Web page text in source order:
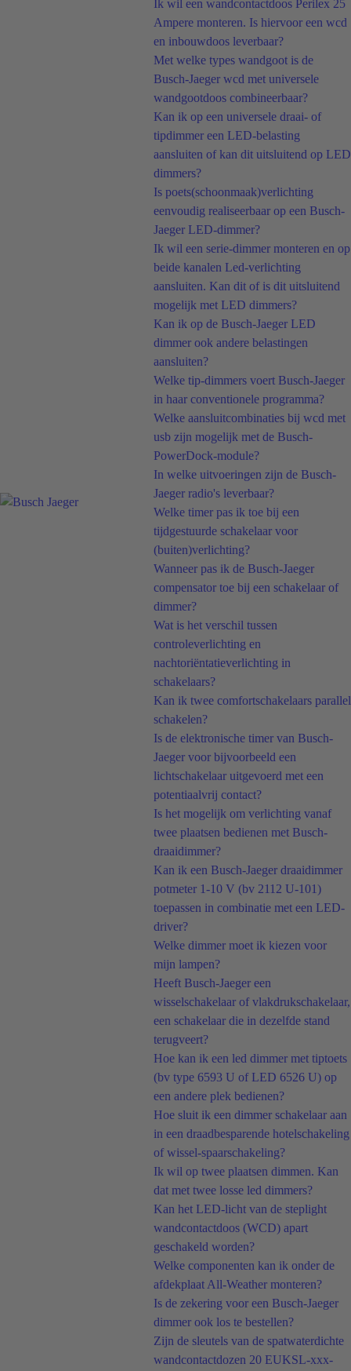
Ik wil een wandcontactdoos Perilex 25
Ampere monteren. Is hiervoor een wcd
en inbouwdoos leverbaar?
Met welke types wandgoot is de
Busch-Jaeger wcd met universele
wandgootdoos combineerbaar?
Kan ik op een universele draai- of
tipdimmer een LED-belasting
aansluiten of kan dit uitsluitend op LED
dimmers?
Is poets(schoonmaak)verlichting
eenvoudig realiseerbaar op een Busch-
Jaeger LED-dimmer?
Ik wil een serie-dimmer monteren en op
beide kanalen Led-verlichting
aansluiten. Kan dit of is dit uitsluitend
mogelijk met LED dimmers?
Kan ik op de Busch-Jaeger LED
dimmer ook andere belastingen
aansluiten?
Welke tip-dimmers voert Busch-Jaeger
in haar conventionele programma?
Welke aansluitcombinaties bij wcd met
usb zijn mogelijk met de Busch-
PowerDock-module?
In welke uitvoeringen zijn de Busch-
Jaeger radio's leverbaar?
Welke timer pas ik toe bij een
tijdgestuurde schakelaar voor
(buiten)verlichting?
Wanneer pas ik de Busch-Jaeger
compensator toe bij een schakelaar of
dimmer?
Wat is het verschil tussen
controleverlichting en
nachtoriëntatieverlichting in
schakelaars?
Kan ik twee comfortschakelaars parallel
schakelen?
Is de elektronische timer van Busch-
Jaeger voor bijvoorbeeld een
lichtschakelaar uitgevoerd met een
potentiaalvrij contact?
Is het mogelijk om verlichting vanaf
twee plaatsen bedienen met Busch-
draaidimmer?
Kan ik een Busch-Jaeger draaidimmer
potmeter 1-10 V (bv 2112 U-101)
toepassen in combinatie met een LED-
driver?
Welke dimmer moet ik kiezen voor
mijn lampen?
Heeft Busch-Jaeger een
wisselschakelaar of vlakdrukschakelaar,
een schakelaar die in dezelfde stand
terugveert?
Hoe kan ik een led dimmer met tiptoets
(bv type 6593 U of LED 6526 U) op
een andere plek bedienen?
Hoe sluit ik een dimmer schakelaar aan
in een draadbesparende hotelschakeling
of wissel-spaarschakeling?
Ik wil op twee plaatsen dimmen. Kan
dat met twee losse led dimmers?
Kan het LED-licht van de steplight
wandcontactdoos (WCD) apart
geschakeld worden?
Welke componenten kan ik onder de
afdekplaat All-Weather monteren?
Is de zekering voor een Busch-Jaeger
dimmer ook los te bestellen?
Zijn de sleutels van de spatwaterdichte
wandcontactdozen 20 EUKSL-xxx-